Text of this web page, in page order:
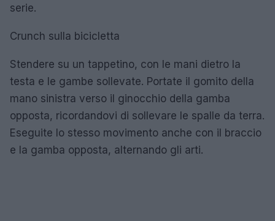
serie.
Crunch sulla bicicletta
Stendere su un tappetino, con le mani dietro la
testa e le gambe sollevate. Portate il gomito della
mano sinistra verso il ginocchio della gamba
opposta, ricordandovi di sollevare le spalle da terra.
Eseguite lo stesso movimento anche con il braccio
e la gamba opposta, alternando gli arti.